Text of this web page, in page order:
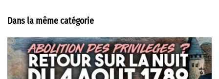
Dans la même catégorie